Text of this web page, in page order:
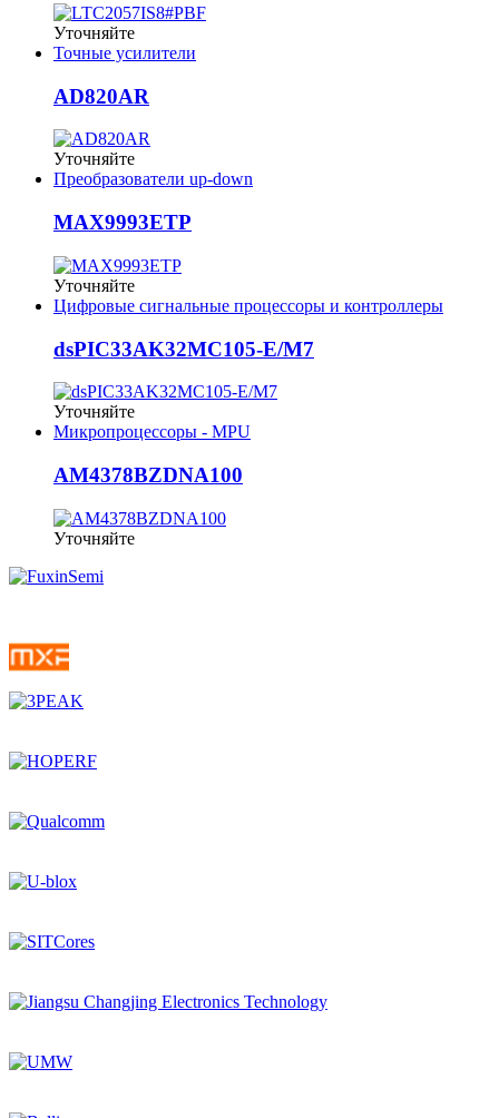
Уточняйте
Точные усилители
AD820AR
Уточняйте
Преобразователи up-down
MAX9993ETP
Уточняйте
Цифровые сигнальные процессоры и контроллеры
dsPIC33AK32MC105-E/M7
Уточняйте
Микропроцессоры - MPU
AM4378BZDNA100
Уточняйте